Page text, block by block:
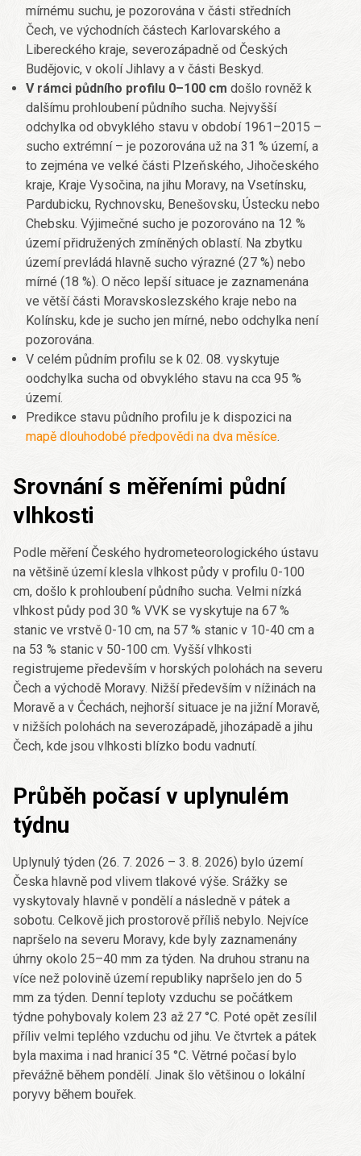
mírnému suchu, je pozorována v části středních
Čech, ve východních částech Karlovarského a
Libereckého kraje, severozápadně od Českých
Budějovic, v okolí Jihlavy a v části Beskyd.
V rámci půdního profilu 0–100 cm došlo rovněž k
dalšímu prohloubení půdního sucha. Nejvyšší
odchylka od obvyklého stavu v období 1961–2015 –
sucho extrémní – je pozorována už na 31 % území, a
to zejména ve velké části Plzeňského, Jihočeského
kraje, Kraje Vysočina, na jihu Moravy, na Vsetínsku,
Pardubicku, Rychnovsku, Benešovsku, Ústecku nebo
Chebsku. Výjimečné sucho je pozorováno na 12 %
území přidružených zmíněných oblastí. Na zbytku
území prevládá hlavně sucho výrazné (27 %) nebo
mírné (18 %). O něco lepší situace je zaznamenána
ve větší části Moravskoslezského kraje nebo na
Kolínsku, kde je sucho jen mírné, nebo odchylka není
pozorována.
V celém půdním profilu se k 02. 08. vyskytuje
oodchylka sucha od obvyklého stavu na cca 95 %
území.
Predikce stavu půdního profilu je k dispozici na
mapě dlouhodobé předpovědi na dva měsíce.
Srovnání s měřeními půdní
vlhkosti
Podle měření Českého hydrometeorologického ústavu
na většině území klesla vlhkost půdy v profilu 0-100
cm, došlo k prohloubení půdního sucha. Velmi nízká
vlhkost půdy pod 30 % VVK se vyskytuje na 67 %
stanic ve vrstvě 0-10 cm, na 57 % stanic v 10-40 cm a
na 53 % stanic v 50-100 cm. Vyšší vlhkosti
registrujeme především v horských polohách na severu
Čech a východě Moravy. Nižší především v nížinách na
Moravě a v Čechách, nejhorší situace je na jižní Moravě,
v nižších polohách na severozápadě, jihozápadě a jihu
Čech, kde jsou vlhkosti blízko bodu vadnutí.
Průběh počasí v uplynulém
týdnu
Uplynulý týden (26. 7. 2026 – 3. 8. 2026) bylo území
Česka hlavně pod vlivem tlakové výše. Srážky se
vyskytovaly hlavně v pondělí a následně v pátek a
sobotu. Celkově jich prostorově příliš nebylo. Nejvíce
napršelo na severu Moravy, kde byly zaznamenány
úhrny okolo 25–40 mm za týden. Na druhou stranu na
více než polovině území republiky napršelo jen do 5
mm za týden. Denní teploty vzduchu se počátkem
týdne pohybovaly kolem 23 až 27 °C. Poté opět zesílil
příliv velmi teplého vzduchu od jihu. Ve čtvrtek a pátek
byla maxima i nad hranicí 35 °C. Větrné počasí bylo
převážně během pondělí. Jinak šlo většinou o lokální
poryvy během bouřek.